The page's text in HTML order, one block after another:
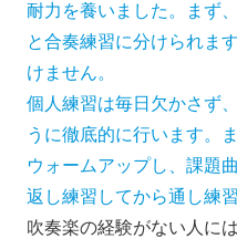
耐力を養いました。まず
と合奏練習に分けられま
けません。
個人練習は毎日欠かさず
うに徹底的に行います。
ウォームアップし、課題
返し練習してから通し練
吹奏楽の経験がない人に